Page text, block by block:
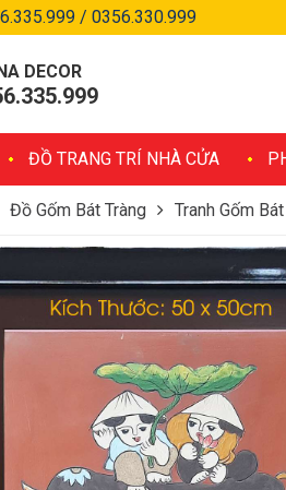
/ 0356.330.999
DECOR
ĐỒ TRANG TRÍ NHÀ CỬA
Đồ Gốm Bát Tràng Tranh Gốm
Bát Tràng – TV50-35